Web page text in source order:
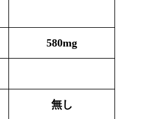
580mg
無し